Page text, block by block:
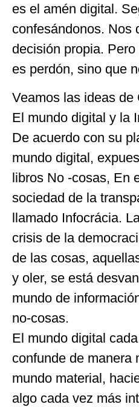
es el amén digital.
confesándonos. Nos
decisión propia.
es perdón, sino que
Veamos las ideas de
El mundo digital y la
De acuerdo con su
mundo digital,
libros No -cosas, En
sociedad de la
llamado Infocrácia.
crisis de la
de las cosas,
y oler, se está
mundo de
no-cosas.
El mundo digital
confunde de manera
mundo material,
algo cada vez más